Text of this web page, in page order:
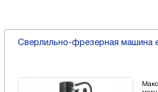
Cверлильно-фрезерная машина